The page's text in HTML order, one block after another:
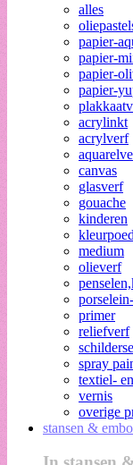
alles
papier-
papier-
papier-
papier-
acrylinkt
acrylverf
canvas
glasverf
gouache
kinderen
medium
olieverf
primer
reliefverf
spray
textiel-
vernis
overige
stansen &